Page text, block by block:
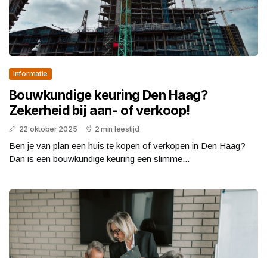
Informatie
Bouwkundige keuring Den Haag?
Zekerheid bij aan- of verkoop!
22 oktober 2025 2 min leestijd
Ben je van plan een huis te kopen of verkopen in Den Haag?
Dan is een bouwkundige keuring een slimme...